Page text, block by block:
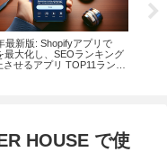
最新版: Shopifyアプリで
最大化し、SEOランキング
させるアプリ TOP11ランキ
HOUSE で使